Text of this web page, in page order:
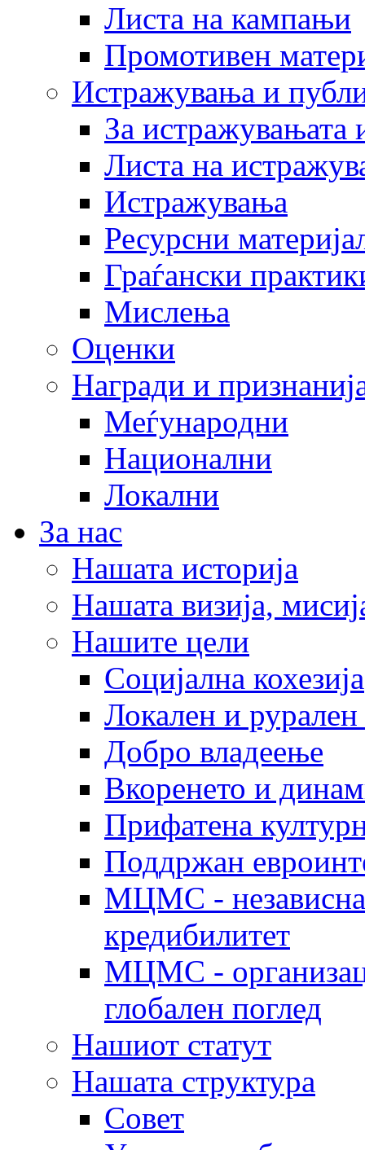
Листа на кампањи
Промотивен
Истражувања и
За истражувањата
Листа на
Истражувања
Ресурсни
Граѓански
Мислења
Оценки
Награди и
Меѓународни
Национални
Локални
За нас
Нашата историја
Нашата визија,
Нашите цели
Социјална кохезија
Локален и рурален
Добро владеење
Вкоренето и
Прифатена
Поддржан
МЦМС - независна
кредибилитет
МЦМС -
глобален поглед
Нашиот статут
Нашата структура
Совет